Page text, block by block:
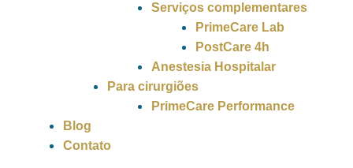
Serviços complementares
PrimeCare Lab
PostCare 4h
Anestesia Hospitalar
Para cirurgiões
PrimeCare Performance
Blog
Contato